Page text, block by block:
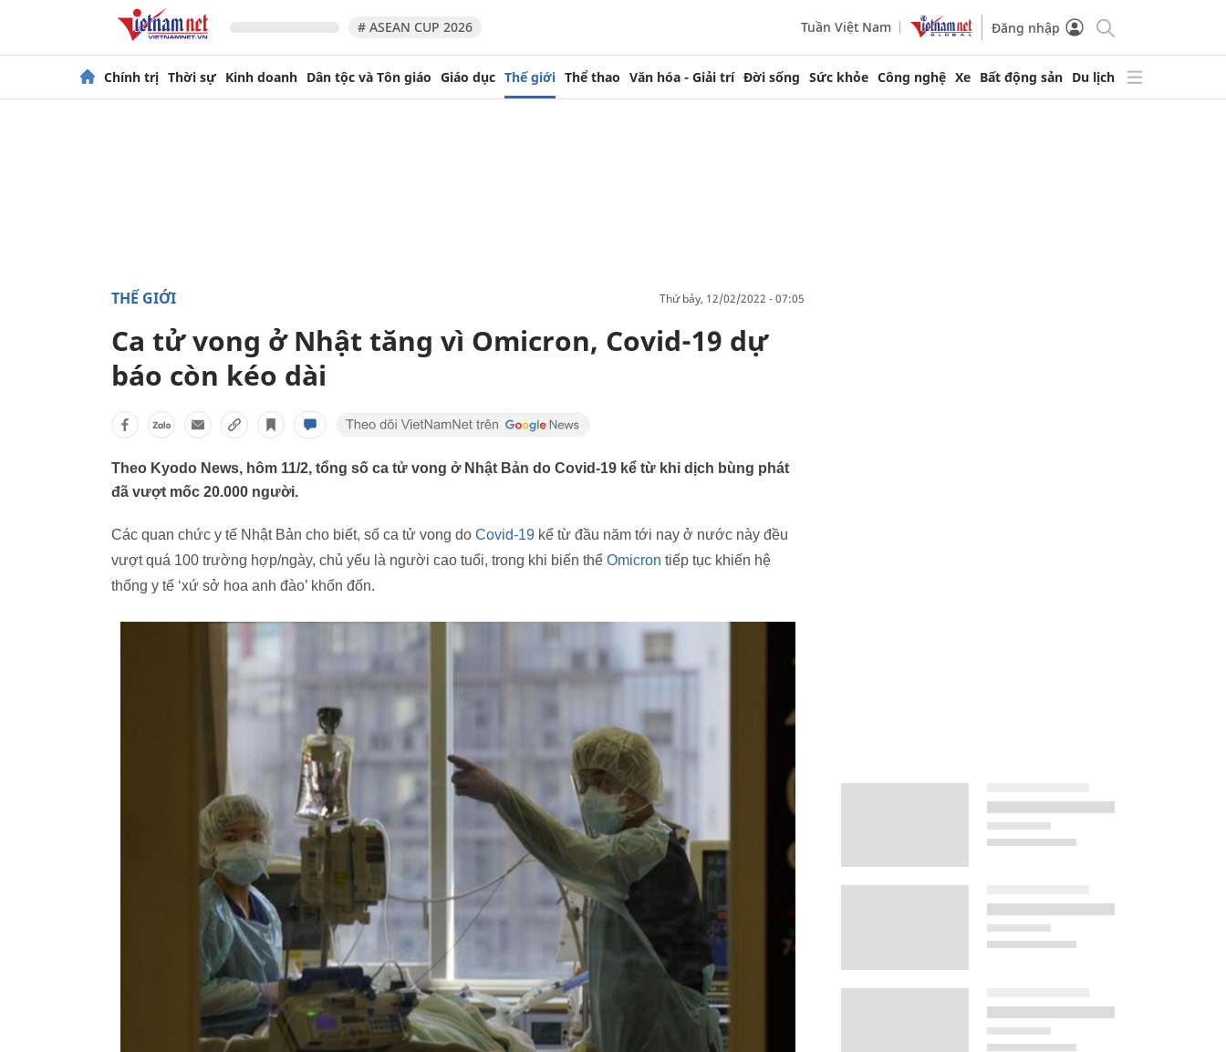
# ASEAN CUP 2026 Tuần Việt Nam Đăng nhập
Chính trị Thời sự Kinh doanh Dân tộc và Tôn giáo Giáo dục Thế giới Thể thao Văn hóa - Giải trí Đời sống Sức khỏe Công nghệ Xe Bất động sản Du lịch
THẾ GIỚI thứ bảy, 12/02/2022 - 07:05
Ca tử vong ở Nhật tăng vì Omicron, Covid-19 dự
báo còn kéo dài
Theo Kyodo News, hôm 11/2, tổng số ca tử vong ở Nhật Bản do Covid-19 kể từ khi dịch bùng phát
đã vượt mốc 20.000 người.
Các quan chức y tế Nhật Bản cho biết, số ca tử vong do Covid-19 kể từ đầu năm tới nay ở nước này đều
vượt quá 100 trường hợp/ngày, chủ yếu là người cao tuổi, trong khi biến thể Omicron tiếp tục khiến hệ
thống y tế ‘xứ sở hoa anh đào’ khốn đốn.